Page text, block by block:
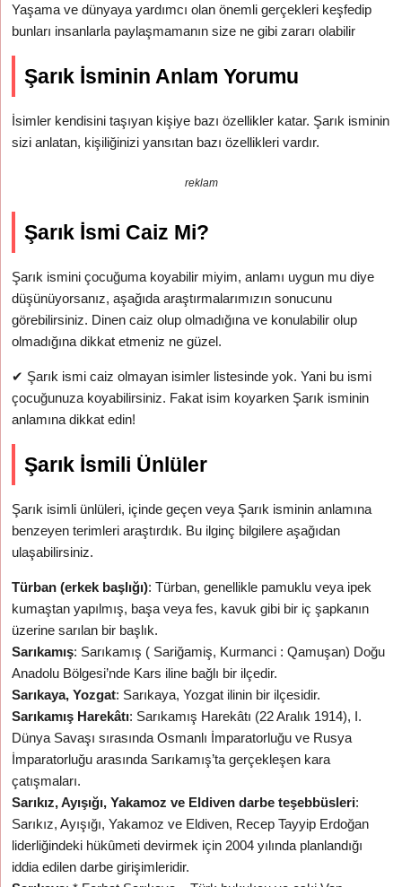
Yaşama ve dünyaya yardımcı olan önemli gerçekleri keşfedip
bunları insanlarla paylaşmamanın size ne gibi zararı olabilir
Şarık İsminin Anlam Yorumu
İsimler kendisini taşıyan kişiye bazı özellikler katar. Şarık isminin
sizi anlatan, kişiliğinizi yansıtan bazı özellikleri vardır.
reklam
Şarık İsmi Caiz Mi?
Şarık ismini çocuğuma koyabilir miyim, anlamı uygun mu diye
düşünüyorsanız, aşağıda araştırmalarımızın sonucunu
görebilirsiniz. Dinen caiz olup olmadığına ve konulabilir olup
olmadığına dikkat etmeniz ne güzel.
✔ Şarık ismi caiz olmayan isimler listesinde yok. Yani bu ismi
çocuğunuza koyabilirsiniz. Fakat isim koyarken Şarık isminin
anlamına dikkat edin!
Şarık İsmili Ünlüler
Şarık isimli ünlüleri, içinde geçen veya Şarık isminin anlamına
benzeyen terimleri araştırdık. Bu ilginç bilgilere aşağıdan
ulaşabilirsiniz.
Türban (erkek başlığı): Türban, genellikle pamuklu veya ipek
kumaştan yapılmış, başa veya fes, kavuk gibi bir iç şapkanın
üzerine sarılan bir başlık.
Sarıkamış: Sarıkamış ( Sariğamiş, Kurmanci : Qamuşan) Doğu
Anadolu Bölgesi’nde Kars iline bağlı bir ilçedir.
Sarıkaya, Yozgat: Sarıkaya, Yozgat ilinin bir ilçesidir.
Sarıkamış Harekâtı: Sarıkamış Harekâtı (22 Aralık 1914), I.
Dünya Savaşı sırasında Osmanlı İmparatorluğu ve Rusya
İmparatorluğu arasında Sarıkamış’ta gerçekleşen kara
çatışmaları.
Sarıkız, Ayışığı, Yakamoz ve Eldiven darbe teşebbüsleri:
Sarıkız, Ayışığı, Yakamoz ve Eldiven, Recep Tayyip Erdoğan
liderliğindeki hükûmeti devirmek için 2004 yılında planlandığı
iddia edilen darbe girişimleridir.